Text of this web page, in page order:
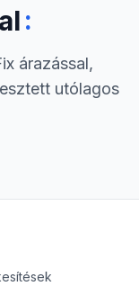
:
árazással,
utólagos